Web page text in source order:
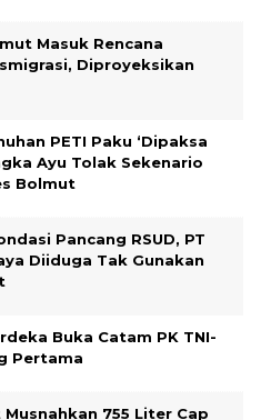
Masuk Rencana
Diproyeksikan
PETI Paku ‘Dipaksa
Ayu Tolak Sekenario
Bolmut
Pancang RSUD, PT
Diiduga Tak Gunakan
Buka Catam PK TNI-
Pertama
755 Liter Cap